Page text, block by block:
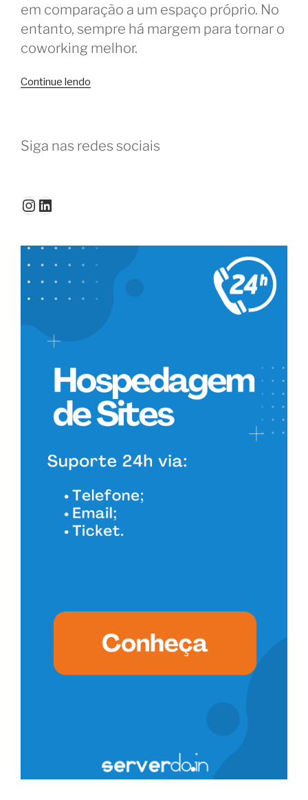
em comparação a um espaço próprio. No
entanto, sempre há margem para tornar o
coworking melhor.
Continue lendo
poderia
Siga nas redes sociais
Instagram
LinkedIn